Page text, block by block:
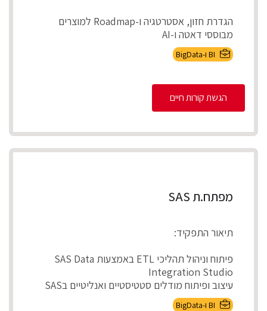
הגדרת חזון, אסטרטגיה ו-Roadmap למוצרים
מבוססי דאטה ו-AI
אפיון צרכים עסקיים ותרגומם לדרישות מוצר מדיד...
BI ו-BigData
הגשת קורות חיים
מפתח.ת SAS
תיאור התפקיד:
פיתוח וניהול תהליכי ETL באמצעות SAS Data
Integration Studio
עיצוב ופיתוח מודלים סטטיסטיים ואנליטיים בSAS
ניהול ותחזוקת ...
BI ו-BigData